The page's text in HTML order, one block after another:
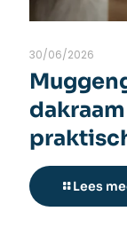
30/06/2026
Lees